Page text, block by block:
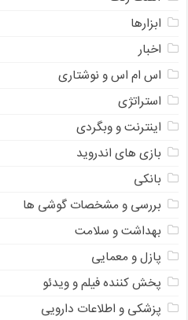
ابزارها
اخبار
اس ام اس و نوشتاری
استراتژی
اینترنت و وبگردی
بازی های اندروید
بانکی
بررسی و مشخصات گوشی ها
بهداشت و سلامت
پازل و معمایی
پخش کننده فیلم و ویدئو
پزشکی و اطلاعات دارویی